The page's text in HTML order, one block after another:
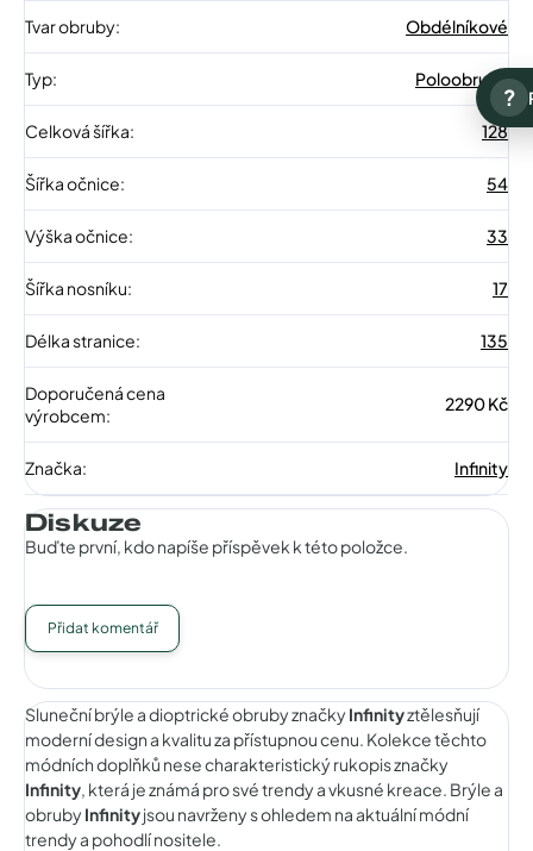
Tvar obruby: Obdélníkové
Typ: Poloobruba
Celková šířka: 128
Šířka očnice: 54
Výška očnice: 33
Šířka nosníku: 17
Délka stranice: 135
Doporučená cena
výrobcem:
2290 Kč
Značka: Infinity
Diskuze
Buďte první, kdo napíše příspěvek k této položce.
Přidat komentář
Sluneční brýle a dioptrické obruby značkyInfinityztělesňují
moderní design a kvalitu za přístupnou cenu. Kolekce těchto
módních doplňků nese charakteristický rukopis značky
Infinity, která je známá pro své trendy a vkusné kreace. Brýle a
obrubyInfinityjsou navrženy s ohledem na aktuální módní
trendy a pohodlí nositele.
?